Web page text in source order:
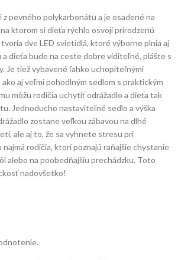
pevného polykarbonátu a je osadené na
ktorom si dieťa rýchlo osvojí prirodzenú
dve LED svietidlá, ktoré výborne plnia aj
dieťa bude na ceste dobre viditeľné, plášte s
Je tiež vybavené ľahko uchopiteľnými
aj veľmi pohodlným sedlom s praktickým
môžu rodičia uchytiť odrážadlo a dieťa tak
Jednoducho nastaviteľné sedlo a výška
zostane veľkou zábavou na dlhé
ale aj to, že sa vyhnete stresu pri
najmä rodičia, ktorí poznajú raňajšie chystanie
alebo na poobedňajšiu prechádzku. Toto
nadovšetko!